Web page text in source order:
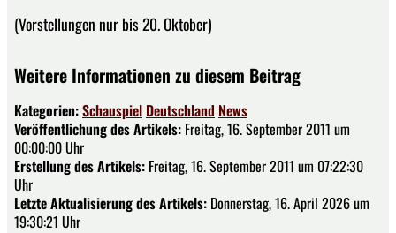
(Vorstellungen nur bis 20. Oktober)
Weitere Informationen zu diesem Beitrag
Kategorien:Schauspiel Deutschland News
Veröffentlichung des Artikels: Freitag, 16. September 2011 um
00:00:00 Uhr
Erstellung des Artikels: Freitag, 16. September 2011 um 07:22:30
Uhr
Letzte Aktualisierung des Artikels: Donnerstag, 16. April 2026 um
19:30:21 Uhr